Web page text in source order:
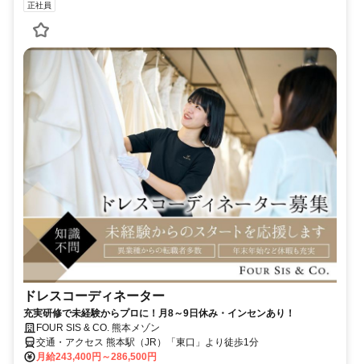
正社員
ドレスコーディネーター
充実研修で未経験からプロに！月8～9日休み・インセンあり！
FOUR SIS & CO. 熊本メゾン
交通・アクセス 熊本駅（JR）「東口」より徒歩1分
月給243,400円～286,500円